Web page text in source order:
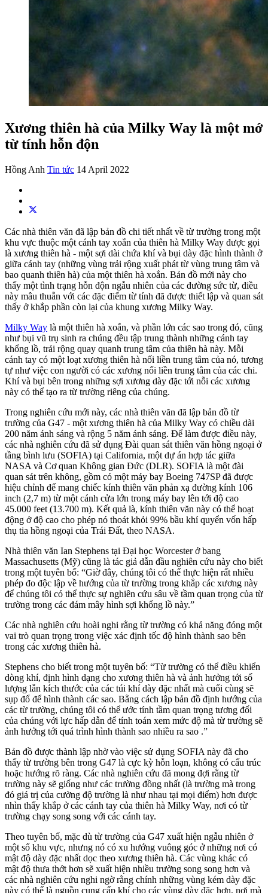
Xương thiên hà của Milky Way là một mớ
từ tính hỗn độn
Hồng Anh Tin tức 14 April 2022
Các nhà thiên văn đã lập bản đồ chi tiết nhất về từ trường trong một
khu vực thuộc một cánh tay xoắn của thiên hà Milky Way được gọi
là xương thiên hà - một sợi dài chứa khí và bụi dày đặc hình thành ở
giữa cánh tay (những vùng trải rộng xuất phát từ vùng trung tâm và
bao quanh thiên hà) của một thiên hà xoắn. Bản đồ mới này cho
thấy một tình trạng hỗn độn ngẫu nhiên của các đường sức từ, điều
này mâu thuẫn với các đặc điểm từ tính đã được thiết lập và quan sát
thấy ở khắp phần còn lại của khung xương Milky Way.
Milky Way là một thiên hà xoắn, và phần lớn các sao trong đó, cũng
như bụi vũ trụ sinh ra chúng đều tập trung thành những cánh tay
khổng lồ, trải rộng quay quanh trung tâm của thiên hà này. Mỗi
cánh tay có một loạt xương thiên hà nối liền trung tâm của nó, tương
tự như việc con người có các xương nối liền trung tâm của các chi.
Khí và bụi bên trong những sợi xương dày đặc tới nỗi các xương
này có thể tạo ra từ trường riêng của chúng.
Trong nghiên cứu mới này, các nhà thiên văn đã lập bản đồ từ
trường của G47 - một xương thiên hà của Milky Way có chiều dài
200 năm ánh sáng và rộng 5 năm ánh sáng. Để làm được điều này,
các nhà nghiên cứu đã sử dụng Đài quan sát thiên văn hồng ngoại ở
tầng bình lưu (SOFIA) tại California, một dự án hợp tác giữa
NASA và Cơ quan Không gian Đức (DLR). SOFIA là một đài
quan sát trên không, gồm có một máy bay Boeing 747SP đã được
hiệu chỉnh để mang chiếc kính thiên văn phản xạ đường kính 106
inch (2,7 m) từ một cánh cửa lớn trong máy bay lên tới độ cao
45.000 feet (13.700 m). Kết quả là, kính thiên văn này có thể hoạt
động ở độ cao cho phép nó thoát khỏi 99% bầu khí quyển vốn hấp
thụ tia hồng ngoại của Trái Đất, theo NASA.
Nhà thiên văn Ian Stephens tại Đại học Worcester ở bang
Massachusetts (Mỹ) cũng là tác giả dẫn đầu nghiên cứu này cho biết
trong một tuyên bố: “Giờ đây, chúng tôi có thể thực hiện rất nhiều
phép đo độc lập về hướng của từ trường trong khắp các xương này
để chúng tôi có thể thực sự nghiên cứu sâu về tầm quan trọng của từ
trường trong các đám mây hình sợi khổng lồ này.”
Các nhà nghiên cứu hoài nghi rằng từ trường có khả năng đóng một
vai trò quan trọng trong việc xác định tốc độ hình thành sao bên
trong các xương thiên hà.
Stephens cho biết trong một tuyên bố: “Từ trường có thể điều khiển
dòng khí, định hình dạng cho xương thiên hà và ảnh hưởng tới số
lượng lẫn kích thước của các túi khí dày đặc nhất mà cuối cùng sẽ
sụp đổ để hình thành các sao. Bằng cách lập bản đồ định hướng của
các từ trường, chúng tôi có thể ước tính tầm quan trọng tương đối
của chúng với lực hấp dẫn để tính toán xem mức độ mà từ trường sẽ
ảnh hưởng tới quá trình hình thành sao nhiều ra sao .”
Bản đồ được thành lập nhờ vào việc sử dụng SOFIA này đã cho
thấy từ trường bên trong G47 là cực kỳ hỗn loạn, không có cấu trúc
hoặc hướng rõ ràng. Các nhà nghiên cứu đã mong đợi rằng từ
trường này sẽ giống như các trường đồng nhất (là trường mà trong
đó giá trị của cường độ trường là như nhau tại mọi điểm) hơn được
nhìn thấy khắp ở các cánh tay của thiên hà Milky Way, nơi có từ
trường chạy song song với các cánh tay.
Theo tuyên bố, mặc dù từ trường của G47 xuất hiện ngẫu nhiên ở
một số khu vực, nhưng nó có xu hướng vuông góc ở những nơi có
mật độ dày đặc nhất dọc theo xương thiên hà. Các vùng khác có
mật độ thưa thớt hơn sẽ xuất hiện nhiều trường song song hơn và
các nhà nghiên cứu nghi ngờ rằng chính những vùng kém dày đặc
này có thể là nguồn cung cấp khí cho các vùng dày đặc hơn, nơi mà